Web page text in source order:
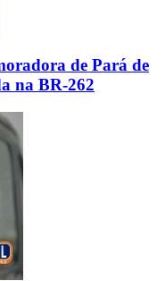
de Pará de
na BR-262